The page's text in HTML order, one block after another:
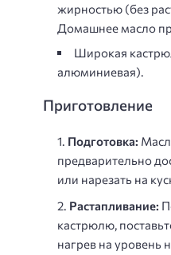
жирностью (без
Домашнее масло
Широкая
алюминиевая).
Приготовление
Подготовка:
предварительно
или нарезать на
Растапливание:
кастрюлю,
нагрев на уровень